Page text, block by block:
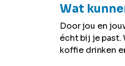
Wat
Door jou en
écht bij je past.
koffie drinken